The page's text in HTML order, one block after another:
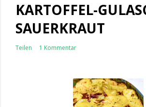
KARTOFFEL-
SAUERKRAUT
Teilen 1 Kommentar